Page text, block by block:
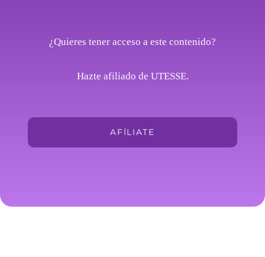
¿Quieres tener acceso a este contenido?
Hazte afiliado de UTESSE.
AFÍLIATE